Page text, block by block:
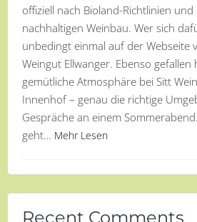
offiziell nach Bioland-Richtlinien
nachhaltigen Weinbau. Wer sich
unbedingt einmal auf der Webseite
Weingut Ellwanger. Ebenso gefallen
gemütliche Atmosphäre bei Sitt
Innenhof – genau die richtige
Gespräche an einem
geht… Mehr Lesen
Recent Comments